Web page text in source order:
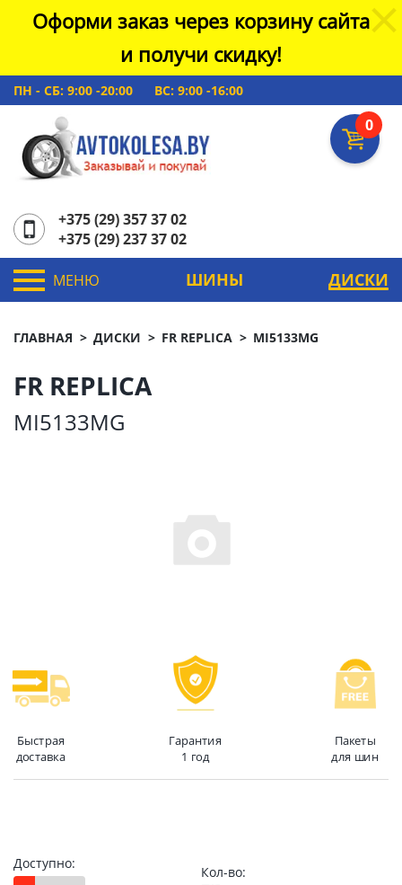
Оформи заказ через корзину сайта
и получи скидку!
ПН - СБ: 9:00 -20:00 ВС: 9:00 -16:00
0
+375 (29) 357 37 02
+375 (29) 237 37 02
МЕНЮ ШИНЫ ДИСКИ
ГЛАВНАЯ ДИСКИ FR REPLICA MI5133MG
FR REPLICA
MI5133MG
Быстрая
доставка
Гарантия
1 год
Пакеты
для шин
Доступно:
Кол-во: